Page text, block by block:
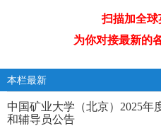
扫描加全
为你对接最新的
本栏最新
中国矿业大学（北京）2025年
和辅导员公告